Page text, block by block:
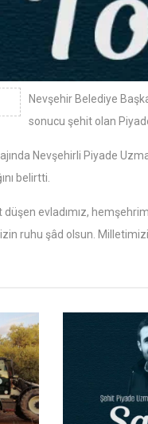
Nevşehir Belediye
sonucu şehit olan
Nevşehirli Piyade
belirtti.
düşen evladımız,
ruhu şâd olsun.